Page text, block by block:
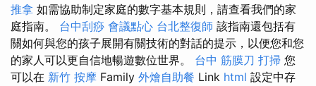
推拿 如需協助制定家庭的數字基本規則，請查看我們的家
庭指南。 台中刮痧 會議點心 台北整復師 該指南還包括有
關如何與您的孩子展開有關技術的對話的提示，以便您和您
的家人可以更自信地暢遊數位世界。 台中 筋膜刀 打掃 您
可以在 新竹 按摩 Family 外燴自助餐 Link html 設定中存